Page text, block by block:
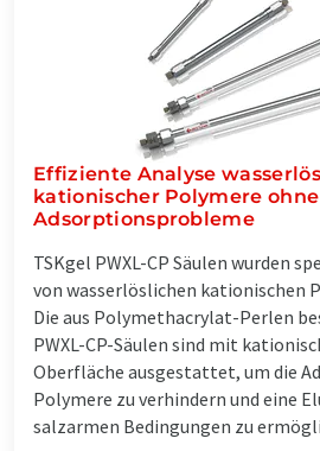
Effiziente Analyse
kationischer Polymere ohne
Adsorptionsprobleme
TSKgel PWXL-CP Säulen wurden
von wasserlöslichen kationischen
Die aus Polymethacrylat-Perlen
PWXL-CP-Säulen sind mit
Oberfläche ausgestattet, um die
Polymere zu verhindern und eine
salzarmen Bedingungen zu